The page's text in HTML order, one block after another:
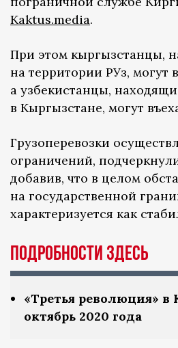
Kaktus.media.
При этом кыргызстанцы,
на территории РУз, могут
а узбекистанцы,
в Кыргызстане, могут
Грузоперевозки
ограничений,
добавив, что в целом
на государственной
характеризуется как
ПОДРОБНОСТИ ЗДЕСЬ
«Третья революция» в
октябрь 2020 года